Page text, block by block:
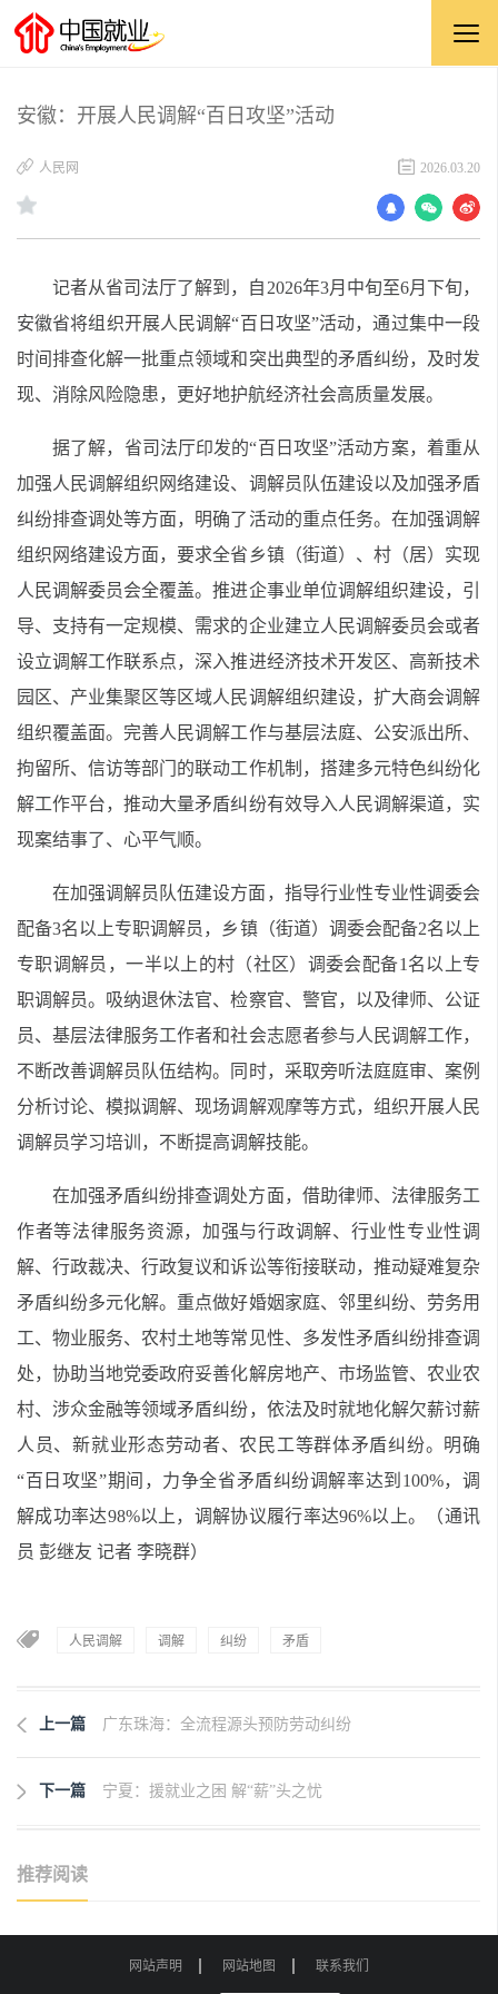
安徽：开展人民调解“百日攻坚”活动
​人民网 2026.03.20
记者从省司法厅了解到，自2026年3月中旬至6月下旬，
安徽省将组织开展人民调解“百日攻坚”活动，通过集中一段
时间排查化解一批重点领域和突出典型的矛盾纠纷，及时发
现、消除风险隐患，更好地护航经济社会高质量发展。
据了解，省司法厅印发的“百日攻坚”活动方案，着重从
加强人民调解组织网络建设、调解员队伍建设以及加强矛盾
纠纷排查调处等方面，明确了活动的重点任务。在加强调解
组织网络建设方面，要求全省乡镇（街道）、村（居）实现
人民调解委员会全覆盖。推进企事业单位调解组织建设，引
导、支持有一定规模、需求的企业建立人民调解委员会或者
设立调解工作联系点，深入推进经济技术开发区、高新技术
园区、产业集聚区等区域人民调解组织建设，扩大商会调解
组织覆盖面。完善人民调解工作与基层法庭、公安派出所、
拘留所、信访等部门的联动工作机制，搭建多元特色纠纷化
解工作平台，推动大量矛盾纠纷有效导入人民调解渠道，实
现案结事了、心平气顺。
在加强调解员队伍建设方面，指导行业性专业性调委会
配备3名以上专职调解员，乡镇（街道）调委会配备2名以上
专职调解员，一半以上的村（社区）调委会配备1名以上专
职调解员。吸纳退休法官、检察官、警官，以及律师、公证
员、基层法律服务工作者和社会志愿者参与人民调解工作，
不断改善调解员队伍结构。同时，采取旁听法庭庭审、案例
分析讨论、模拟调解、现场调解观摩等方式，组织开展人民
调解员学习培训，不断提高调解技能。
在加强矛盾纠纷排查调处方面，借助律师、法律服务工
作者等法律服务资源，加强与行政调解、行业性专业性调
解、行政裁决、行政复议和诉讼等衔接联动，推动疑难复杂
矛盾纠纷多元化解。重点做好婚姻家庭、邻里纠纷、劳务用
工、物业服务、农村土地等常见性、多发性矛盾纠纷排查调
处，协助当地党委政府妥善化解房地产、市场监管、农业农
村、涉众金融等领域矛盾纠纷，依法及时就地化解欠薪讨薪
人员、新就业形态劳动者、农民工等群体矛盾纠纷。明确
“百日攻坚”期间，力争全省矛盾纠纷调解率达到100%，调
解成功率达98%以上，调解协议履行率达96%以上。（通讯
员 彭继友 记者 李晓群）
人民调解 调解 纠纷 矛盾
上一篇 广东珠海：全流程源头预防劳动纠纷
下一篇 宁夏：援就业之困 解“薪”头之忧
推荐阅读
网站声明 网站地图 联系我们